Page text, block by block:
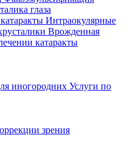
глаза
Интраокулярные
Врожденная
катаракты
иногородних Услуги по
зрения